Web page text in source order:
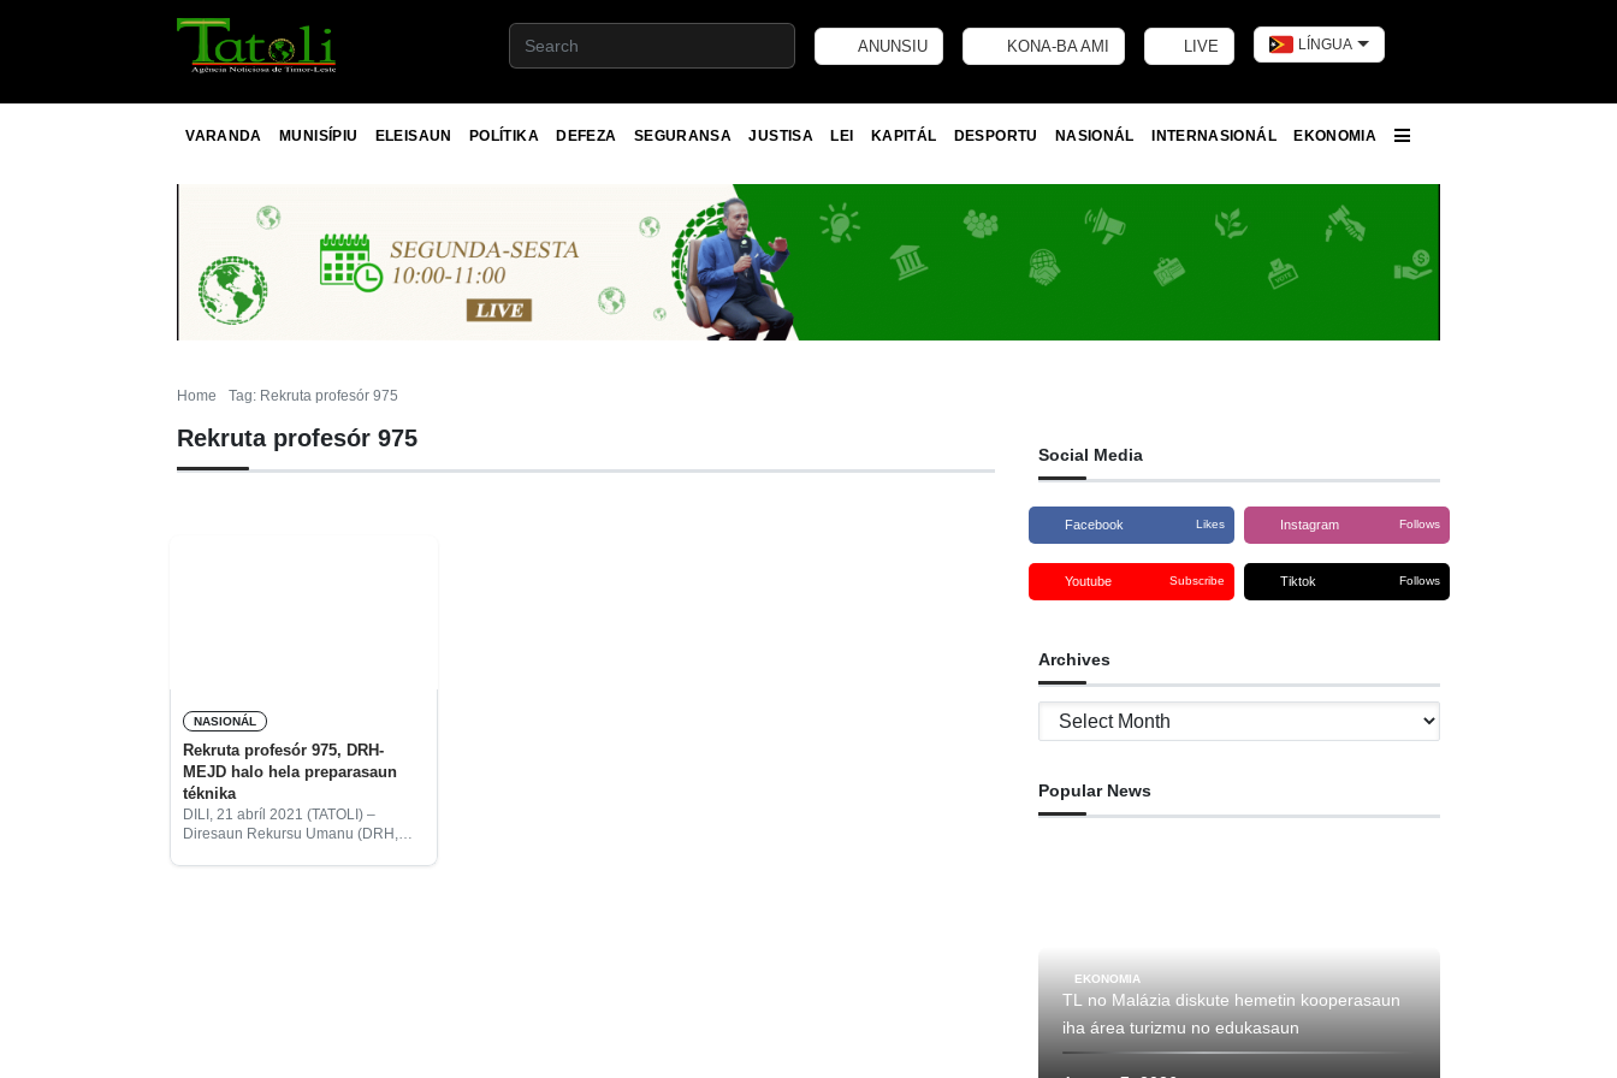
ANUNSIU KONA-BA AMI LIVE LÍNGUA
VARANDA MUNISÍPIU ELEISAUN POLÍTIKA DEFEZA SEGURANSA JUSTISA LEI KAPITÁL DESPORTU NASIONÁL INTERNASIONÁL
EKONOMIA
Home Tag: Rekruta profesór 975
Rekruta profesór 975
NASIONÁL
Rekruta profesór 975, DRH-
MEJD halo hela preparasaun
téknika
DILI, 21 abríl 2021 (TATOLI) –
Diresaun Rekursu Umanu (DRH,
Social Media
Facebook Likes Instagram Follows
Youtube Subscribe Tiktok Follows
Archives
Archives
Popular News
EKONOMIA
TL no Malázia diskute hemetin kooperasaun
iha área turizmu no edukasaun